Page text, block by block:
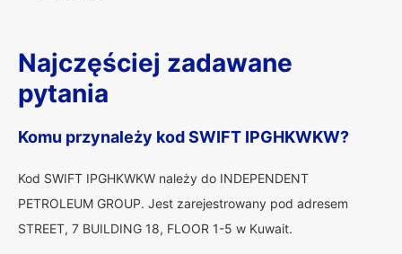
Najczęściej zadawane
pytania
Komu przynależy kod SWIFT IPGHKWKW?
Kod SWIFT IPGHKWKW należy do INDEPENDENT
PETROLEUM GROUP. Jest zarejestrowany pod adresem
STREET, 7 BUILDING 18, FLOOR 1-5 w Kuwait.